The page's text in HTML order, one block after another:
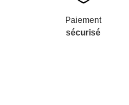
Paiement
sécurisé